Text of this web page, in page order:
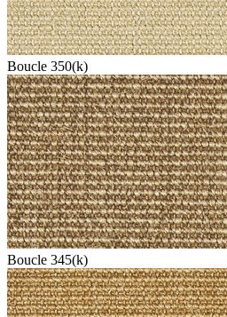
Boucle 350(k)
Boucle 345(k)